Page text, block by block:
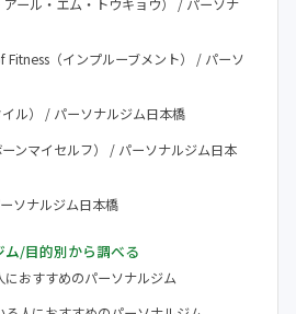
アール・エム・トウキョウ） / パーソナ
（インプルーブメント） / パーソ
ル） / パーソナルジム日本橋
ンマイセルフ） / パーソナルジム日本
ソナルジム日本橋
ム/目的別から調べる
おすすめのパーソナルジム